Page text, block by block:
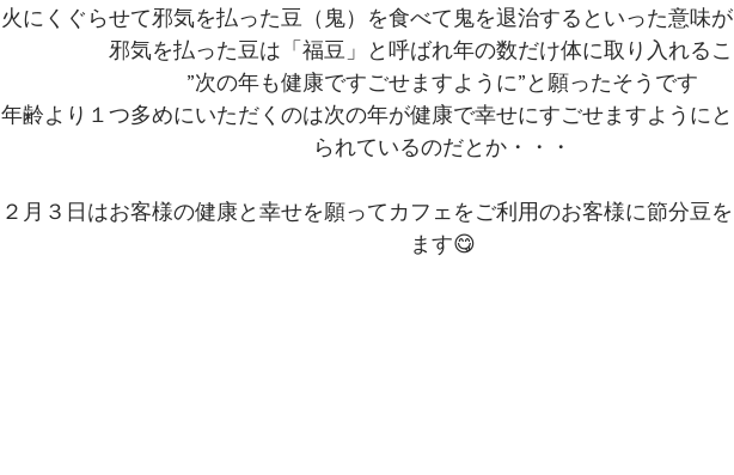
火にくぐらせて邪気を払った豆（鬼）を食べて鬼を退治するといった意味
邪気を払った豆は「福豆」と呼ばれ年の数だけ体に取り入れる
”次の年も健康ですごせますように”と願ったそうです
年齢より１つ多めにいただくのは次の年が健康で幸せにすごせますように
られているのだとか・・・
２月３日はお客様の健康と幸せを願ってカフェをご利用のお客様に節分豆
ます😋